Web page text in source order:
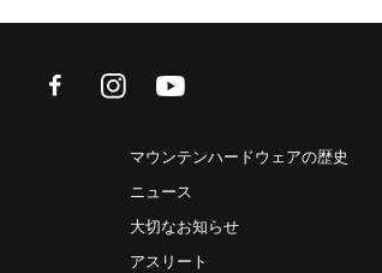
facebookinstagram
マウンテンハードウェアの歴史
ニュース
大切なお知らせ
アスリート